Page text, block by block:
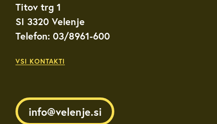
Titov trg 1
SI 3320 Velenje
Telefon: 03/8961-600
VSI KONTAKTI
info@velenje.si